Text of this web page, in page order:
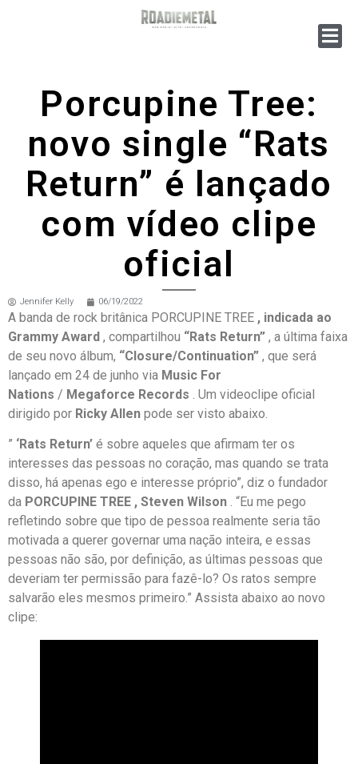
Porcupine Tree:
novo single “Rats
Return” é lançado
com vídeo clipe
oficial
Jennifer Kelly 06/19/2022
A banda de rock britânica PORCUPINE TREE , indicada ao
Grammy Award , compartilhou “Rats Return” , a última faixa
de seu novo álbum, “Closure/Continuation” , que será
lançado em 24 de junho via Music For
Nations / Megaforce Records . Um videoclipe oficial
dirigido por Ricky Allen pode ser visto abaixo.
” ‘Rats Return’ é sobre aqueles que afirmam ter os
interesses das pessoas no coração, mas quando se trata
disso, há apenas ego e interesse próprio”, diz o fundador
da PORCUPINE TREE , Steven Wilson . “Eu me pego
refletindo sobre que tipo de pessoa realmente seria tão
motivada a querer governar uma nação inteira, e essas
pessoas não são, por definição, as últimas pessoas que
deveriam ter permissão para fazê-lo? Os ratos sempre
salvarão eles mesmos primeiro.” Assista abaixo ao novo
clipe: